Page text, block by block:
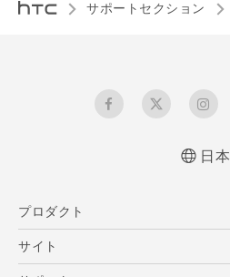
サポートセクション
日本
プロダクト
スマートフォン
サイト